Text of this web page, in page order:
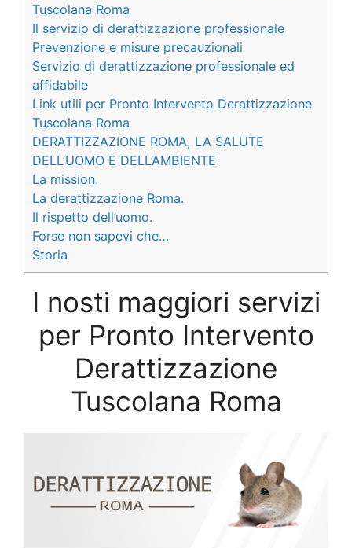
Tuscolana Roma
Il servizio di derattizzazione professionale
Prevenzione e misure precauzionali
Servizio di derattizzazione professionale ed
affidabile
Link utili per Pronto Intervento Derattizzazione
Tuscolana Roma
DERATTIZZAZIONE ROMA, LA SALUTE
DELL’UOMO E DELL’AMBIENTE
La mission.
La derattizzazione Roma.
Il rispetto dell’uomo.
Forse non sapevi che…
Storia
I nosti maggiori servizi
per Pronto Intervento
Derattizzazione
Tuscolana Roma